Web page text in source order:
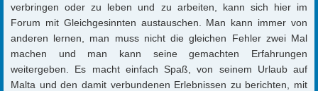
verbringen oder zu leben und zu arbeiten, kann sich hier im
Forum mit Gleichgesinnten austauschen. Man kann immer von
anderen lernen, man muss nicht die gleichen Fehler zwei Mal
machen und man kann seine gemachten Erfahrungen
weitergeben. Es macht einfach Spaß, von seinem Urlaub auf
Malta und den damit verbundenen Erlebnissen zu berichten, mit